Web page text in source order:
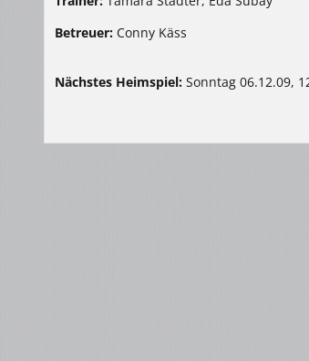
Betreuer: Conny Käss
Nächstes Heimspiel: Sonntag 06.12.09,